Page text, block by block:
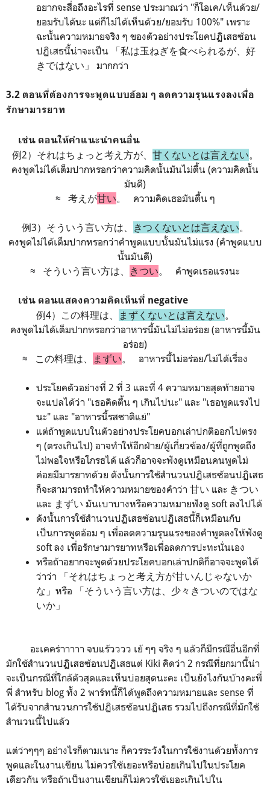
อยากจะสื่อถึงอะไรที่ sense ประมาณว่า "ก็โอเค/เห็นด้วย/
ยอมรับได้นะ แต่ก็ไม่ได้เห็นด้วย/ยอมรับ 100%" เพราะ
ฉะนั้นความหมายจริง ๆ ของตัวอย่างประโยคปฏิเสธซ้อน
ปฏิเสธนี้น่าจะเป็น 「私は玉ねぎを食べられるが、好
きではない」 มากกว่า
3.2 ตอนที่ต้องการจะพูดแบบอ้อม ๆ ลดความรุนแรงลงเพื่อ
รักษามารยาท
เช่น ตอนให้คำแนะนำคนอื่น
例2）それはちょっと考え方が、 甘くないとは言えない。
คงพูดไม่ได้เต็มปากหรอกว่าความคิดนั้นมันไม่ตื้น (ความคิดนั้น
มันดี)
≈ 考えが甘い。 ความคิดเธอมันตื้น ๆ
例3）そういう言い方は、 きつ くないと は言えない。
คงพูดไม่ได้เต็มปากหรอกว่าคำพูดแบบนั้นมันไม่แรง (คำพูดแบบ
นั้นมันดี)
≈ そういう言い方は、 きつい。 คำพูดเธอแรงนะ
เช่น ตอนแสดงความคิดเห็นที่ negative
例4）この料理は、 まずくないとは言えない。
คงพูดไม่ได้เต็มปากหรอกว่าอาหารนี้มันไม่ไม่อร่อย (อาหารนี้มัน
อร่อย)
≈ この料理は、 まずい。 อาหารนี้ไม่อร่อย/ไม่ได้เรื่อง
ประโยคตัวอย่างที่ 2 ที่ 3 และที่ 4 ความหมายสุดท้ายอาจ
จะแปลได้ว่า "เธอคิดตื้น ๆ เกินไปนะ" และ "เธอพูดแรงไป
นะ" และ "อาหารนี้รสชาติแย่"
แต่ถ้าพูดแบบในตัวอย่างประโยคบอกเล่าปกติออกไปตรง
ๆ (ตรงเกินไป) อาจทำให้อีกฝ่าย/ผู้เกี่ยวข้อง/ผู้ที่ถูกพูดถึง
ไม่พอใจหรือโกรธได้ แล้วก็อาจจะฟังดูเหมือนคนพูดไม่
ค่อยมีมารยาทด้วย ดังนั้นการใช้สำนวนปฏิเสธซ้อนปฏิเสธ
ก็จะสามารถทำให้ความหมายของคำว่า 甘い และ きつい
และ まずい มันเบาบางหรือความหมายฟังดู soft ลงไปได้
ดังนั้นการใช้สำนวนปฏิเสธซ้อนปฏิเสธนี้ก็เหมือนกับ
เป็นการพูดอ้อม ๆ เพื่อลดความรุนแรงของคำพูดลงให้ฟังดู
soft ลง เพื่อรักษามารยาทหรือเพื่อลดการปะทะนั่นเอง
หรือถ้าอยากจะพูดด้วยประโยคบอกเล่าปกติก็อาจจะพูดได้
ว่าว่า 「それはちょっと考え方が甘いんじゃないか
な」หรือ 「そういう言い方は、少々きついのではな
いか」
อะเคคร่าาาาา จบแร้วววว เย้ ๆๆ จริง ๆ แล้วก็มีกรณีอื่นอีกที่
มักใช้สำนวนปฏิเสธซ้อนปฏิเสธแต่ Kiki คิดว่า 2 กรณีที่ยกมานี้น่า
จะเป็นกรณีที่ใกล้ตัวสุดและเห็นบ่อยสุดนะคะ เป็นยังไงกันบ้างคะพี่
พี่ สำหรับ blog ทั้ง 2 พาร์ทนี้ก็ได้พูดถึงความหมายและ sense ที่
ได้รับจากสำนวนการใช้ปฏิเสธซ้อนปฏิเสธ รวมไปถึงกรณีที่มักใช้
สำนวนนี้ไปแล้ว
แต่ว่าๆๆๆ อย่างไรก็ตามเนาะ ก็ควรระวังในการใช้งานด้วยทั้งการ
พูดและในงานเขียน ไม่ควรใช้เยอะหรือบ่อยเกินไปในประโยค
เดียวกัน หรือถ้าเป็นงานเขียนก็ไม่ควรใช้เยอะเกินไปใน